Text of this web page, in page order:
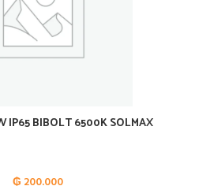
IP65 BIBOLT 6500K SOLMAX